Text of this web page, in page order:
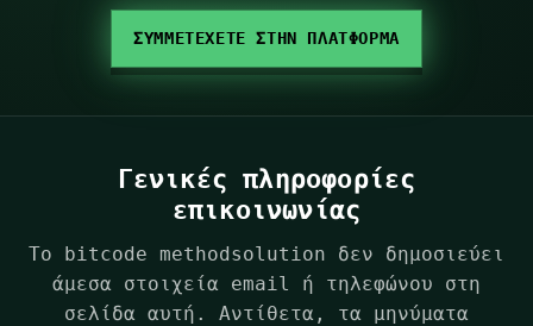
ΣΥΜΜΕΤΕΧΕΤΕ ΣΤΗΝ ΠΛΑΤΦΟΡΜΑ
Γενικές πληροφορίες
επικοινωνίας
Το bitcode methodsolution δεν δημοσιεύει
άμεσα στοιχεία email ή τηλεφώνου στη
σελίδα αυτή. Αντίθετα, τα μηνύματα